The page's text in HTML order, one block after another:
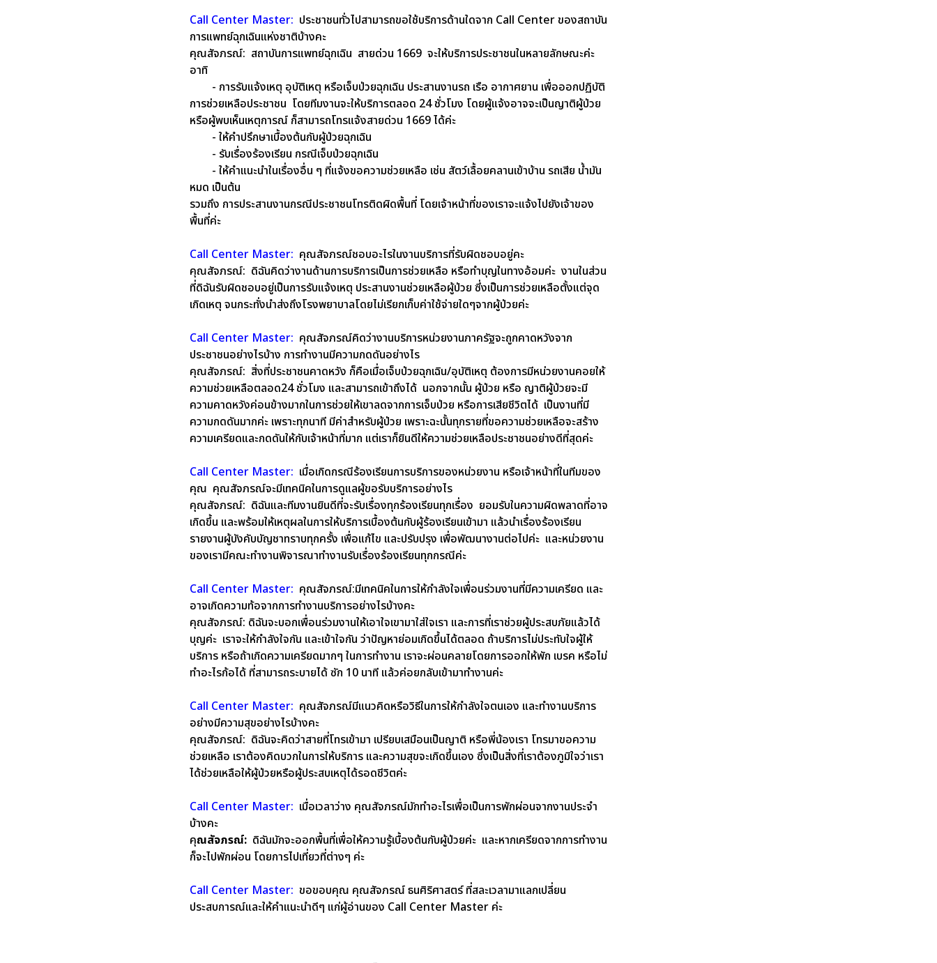
Call Center Master: ประชาชนทั่วไปสามารถขอใช้บริการด้านใดจาก Call Center ของสถาบัน
การแพทย์ฉุกเฉินแห่งชาติบ้างคะ
คุณสัจภรณ์: สถาบันการแพทย์ฉุกเฉิน สายด่วน 1669 จะให้บริการประชาชนในหลายลักษณะค่ะ
อาทิ
- การรับแจ้งเหตุ อุบัติเหตุ หรือเจ็บป่วยฉุกเฉิน ประสานงานรถ เรือ อากาศยาน เพื่อออกปฏิบัติ
การช่วยเหลือประชาชน โดยทีมงานจะให้บริการตลอด 24 ชั่วโมง โดยผู้แจ้งอาจจะเป็นญาติผู้ป่วย
หรือผู้พบเห็นเหตุการณ์ ก็สามารถโทรแจ้งสายด่วน 1669 ได้ค่ะ
- ให้คำปรึกษาเบื้องต้นกับผู้ป่วยฉุกเฉิน
- รับเรื่องร้องเรียน กรณีเจ็บป่วยฉุกเฉิน
- ให้คำแนะนำในเรื่องอื่น ๆ ที่แจ้งขอความช่วยเหลือ เช่น สัตว์เลื้อยคลานเข้าบ้าน รถเสีย น้ำมัน
หมด เป็นต้น
รวมถึง การประสานงานกรณีประชาชนโทรติดผิดพื้นที่ โดยเจ้าหน้าที่ของเราจะแจ้งไปยังเจ้าของ
พื้นที่ค่ะ
Call Center Master: คุณสัจภรณ์ชอบอะไรในงานบริการที่รับผิดชอบอยู่คะ
คุณสัจภรณ์: ดิฉันคิดว่างานด้านการบริการเป็นการช่วยเหลือ หรือทำบุญในทางอ้อมค่ะ งานในส่วน
ที่ดิฉันรับผิดชอบอยู่เป็นการรับแจ้งเหตุ ประสานงานช่วยเหลือผู้ป่วย ซึ่งเป็นการช่วยเหลือตั้งแต่จุด
เกิดเหตุ จนกระทั่งนำส่งถึงโรงพยาบาลโดยไม่เรียกเก็บค่าใช้จ่ายใดๆจากผู้ป่วยค่ะ
Call Center Master: คุณสัจภรณ์คิดว่างานบริการหน่วยงานภาครัฐจะถูกคาดหวังจาก
ประชาชนอย่างไรบ้าง การทำงานมีความกดดันอย่างไร
คุณสัจภรณ์: สิ่งที่ประชาชนคาดหวัง ก็คือเมื่อเจ็บป่วยฉุกเฉิน/อุบัติเหตุ ต้องการมีหน่วยงานคอยให้
ความช่วยเหลือตลอด24 ชั่วโมง และสามารถเข้าถึงได้ นอกจากนั้น ผู้ป่วย หรือ ญาติผู้ป่วยจะมี
ความคาดหวังค่อนข้างมากในการช่วยให้เขาลดจากการเจ็บป่วย หรือการเสียชีวิตได้ เป็นงานที่มี
ความกดดันมากค่ะ เพราะทุกนาที มีค่าสำหรับผู้ป่วย เพราะฉะนั้นทุกรายที่ขอความช่วยเหลือจะสร้าง
ความเครียดและกดดันให้กับเจ้าหน้าที่มาก แต่เราก็ยินดีให้ความช่วยเหลือประชาชนอย่างดีที่สุดค่ะ
Call Center Master: เมื่อเกิดกรณีร้องเรียนการบริการของหน่วยงาน หรือเจ้าหน้าที่ในทีมของ
คุณ คุณสัจภรณ์จะมีเทคนิคในการดูแลผู้ขอรับบริการอย่างไร
คุณสัจภรณ์: ดิฉันและทีมงานยินดีที่จะรับเรื่องทุกร้องเรียนทุกเรื่อง ยอมรับในความผิดพลาดที่อาจ
เกิดขึ้น และพร้อมให้เหตุผลในการให้บริการเบื้องต้นกับผู้ร้องเรียนเข้ามา แล้วนำเรื่องร้องเรียน
รายงานผู้บังคับบัญชาทราบทุกครั้ง เพื่อแก้ไข และปรับปรุง เพื่อพัฒนางานต่อไปค่ะ และหน่วยงาน
ของเรามีคณะทำงานพิจารณาทำงานรับเรื่องร้องเรียนทุกกรณีค่ะ
Call Center Master: คุณสัจภรณ์:มีเทคนิคในการให้กำลังใจเพื่อนร่วมงานที่มีความเครียด และ
อาจเกิดความท้อจากการทำงานบริการอย่างไรบ้างคะ
คุณสัจภรณ์: ดิฉันจะบอกเพื่อนร่วมงานให้เอาใจเขามาใส่ใจเรา และการที่เราช่วยผู้ประสบภัยแล้วได้
บุญค่ะ เราจะให้กำลังใจกัน และเข้าใจกัน ว่าปัญหาย่อมเกิดขึ้นได้ตลอด ถ้าบริการไม่ประทับใจผู้ให้
บริการ หรือถ้าเกิดความเครียดมากๆ ในการทำงาน เราจะผ่อนคลายโดยการออกให้พัก เบรค หรือไม่
ทำอะไรก้อได้ ที่สามารถระบายได้ ซัก 10 นาที แล้วค่อยกลับเข้ามาทำงานค่ะ
Call Center Master: คุณสัจภรณ์มีแนวคิดหรือวิธีในการให้กำลังใจตนเอง และทำงานบริการ
อย่างมีความสุขอย่างไรบ้างคะ
คุณสัจภรณ์: ดิฉันจะคิดว่าสายที่โทรเข้ามา เปรียบเสมือนเป็นญาติ หรือพี่น้องเรา โทรมาขอความ
ช่วยเหลือ เราต้องคิดบวกในการให้บริการ และความสุขจะเกิดขึ้นเอง ซึ่งเป็นสิ่งที่เราต้องภูมิใจว่าเรา
ได้ช่วยเหลือให้ผู้ป่วยหรือผู้ประสบเหตุได้รอดชีวิตค่ะ
Call Center Master: เมื่อเวลาว่าง คุณสัจภรณ์มักทำอะไรเพื่อเป็นการพักผ่อนจากงานประจำ
บ้างคะ
คุณสัจภรณ์: ดิฉันมักจะออกพื้นที่เพื่อให้ความรู้เบื้องต้นกับผู้ป่วยค่ะ และหากเครียดจากการทำงาน
ก็จะไปพักผ่อน โดยการไปเที่ยวที่ต่างๆ ค่ะ
Call Center Master: ขอขอบคุณ คุณสัจภรณ์ ธนศิริศาสตร์ ที่สละเวลามาแลกเปลี่ยน
ประสบการณ์และให้คำแนะนำดีๆ แก่ผู้อ่านของ Call Center Master ค่ะ